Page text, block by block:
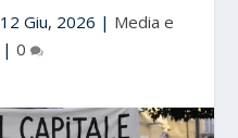
12 Giu, 2026 | Media e
| 0